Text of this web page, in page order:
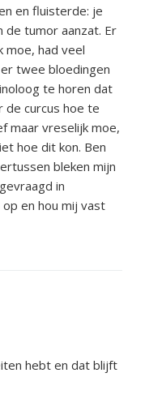
en fluisterde: je
tumor aanzat. Er
moe, had veel
twee bloedingen
te horen dat
de curcus hoe te
maar vreselijk moe,
hoe dit kon. Ben
bleken mijn
in
en hou mij vast
hebt en dat blijft